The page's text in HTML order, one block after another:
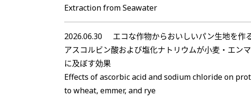
Extraction from Seawater
2026.06.30
エコな作物からおいしいパン生地を作
アスコルビン酸および塩化ナトリウムが小麦・エ
に及ぼす効果
Effects of ascorbic acid and sodium chloride on
to wheat, emmer, and rye